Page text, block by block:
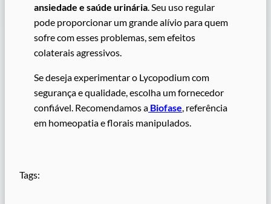
ansiedade e saúde urinária. Seu uso regular
pode proporcionar um grande alívio para quem
sofre com esses problemas, sem efeitos
colaterais agressivos.
Se deseja experimentar o Lycopodium com
segurança e qualidade, escolha um fornecedor
confiável. Recomendamos a Biofase, referência
em homeopatia e florais manipulados.
Tags: